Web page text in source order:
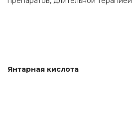
Янтарная кислота